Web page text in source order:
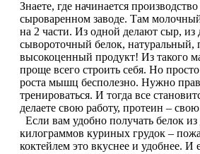
НАЗАД
Жиросжигатели
Карнитин
Пиколинат хрома
Батончики и напитки
Знаете, где начинается
сыроваренном заводе. Там
на 2 части. Из одной делают сыр, из
сывороточный белок, натуральный,
высокоценный продукт! Из такого
проще всего строить себя. Но
роста мышц бесполезно. Нужно
тренироваться. И тогда все
делаете свою работу, протеин –
Если вам удобно получать белок из
килограммов куриных грудок –
коктейлем это вкуснее и удобнее.